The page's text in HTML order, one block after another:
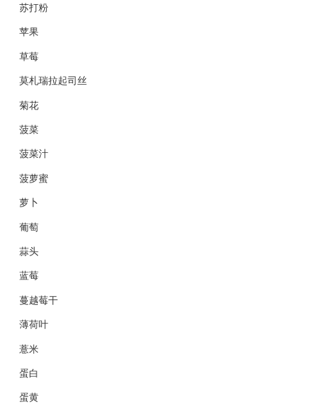
苏打粉
苹果
草莓
莫札瑞拉起司丝
菊花
菠菜
菠菜汁
菠萝蜜
萝卜
葡萄
蒜头
蓝莓
蔓越莓干
薄荷叶
薏米
蛋白
蛋黄